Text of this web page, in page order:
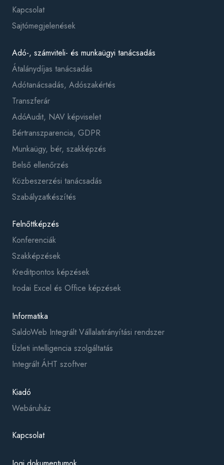
Kapcsolat
Sajtómegjelenések
Adó-, számviteli- és munkaügyi tanácsadás
Átalánydíjas tanácsadás
Adótanácsadás, Adószakértés
Transzferár
AdóAudit, NAV képviselet
Bértranszparencia, GDPR
Munkaügy, bér, szakképzés
Belső ellenőrzés
Közbeszerzési tanácsadás
Szabályzatkészítés
Felnőttképzés
Konferenciák
Szakképzések
Kreditpontos képzések
Irodai Excel és Office képzések
Informatika
SaldoWeb Integrált Vállalatirányítási rendszer
Üzleti intelligencia szolgáltatás
Integrált ÁHT szoftver
Kiadó
Webáruház
Kapcsolat